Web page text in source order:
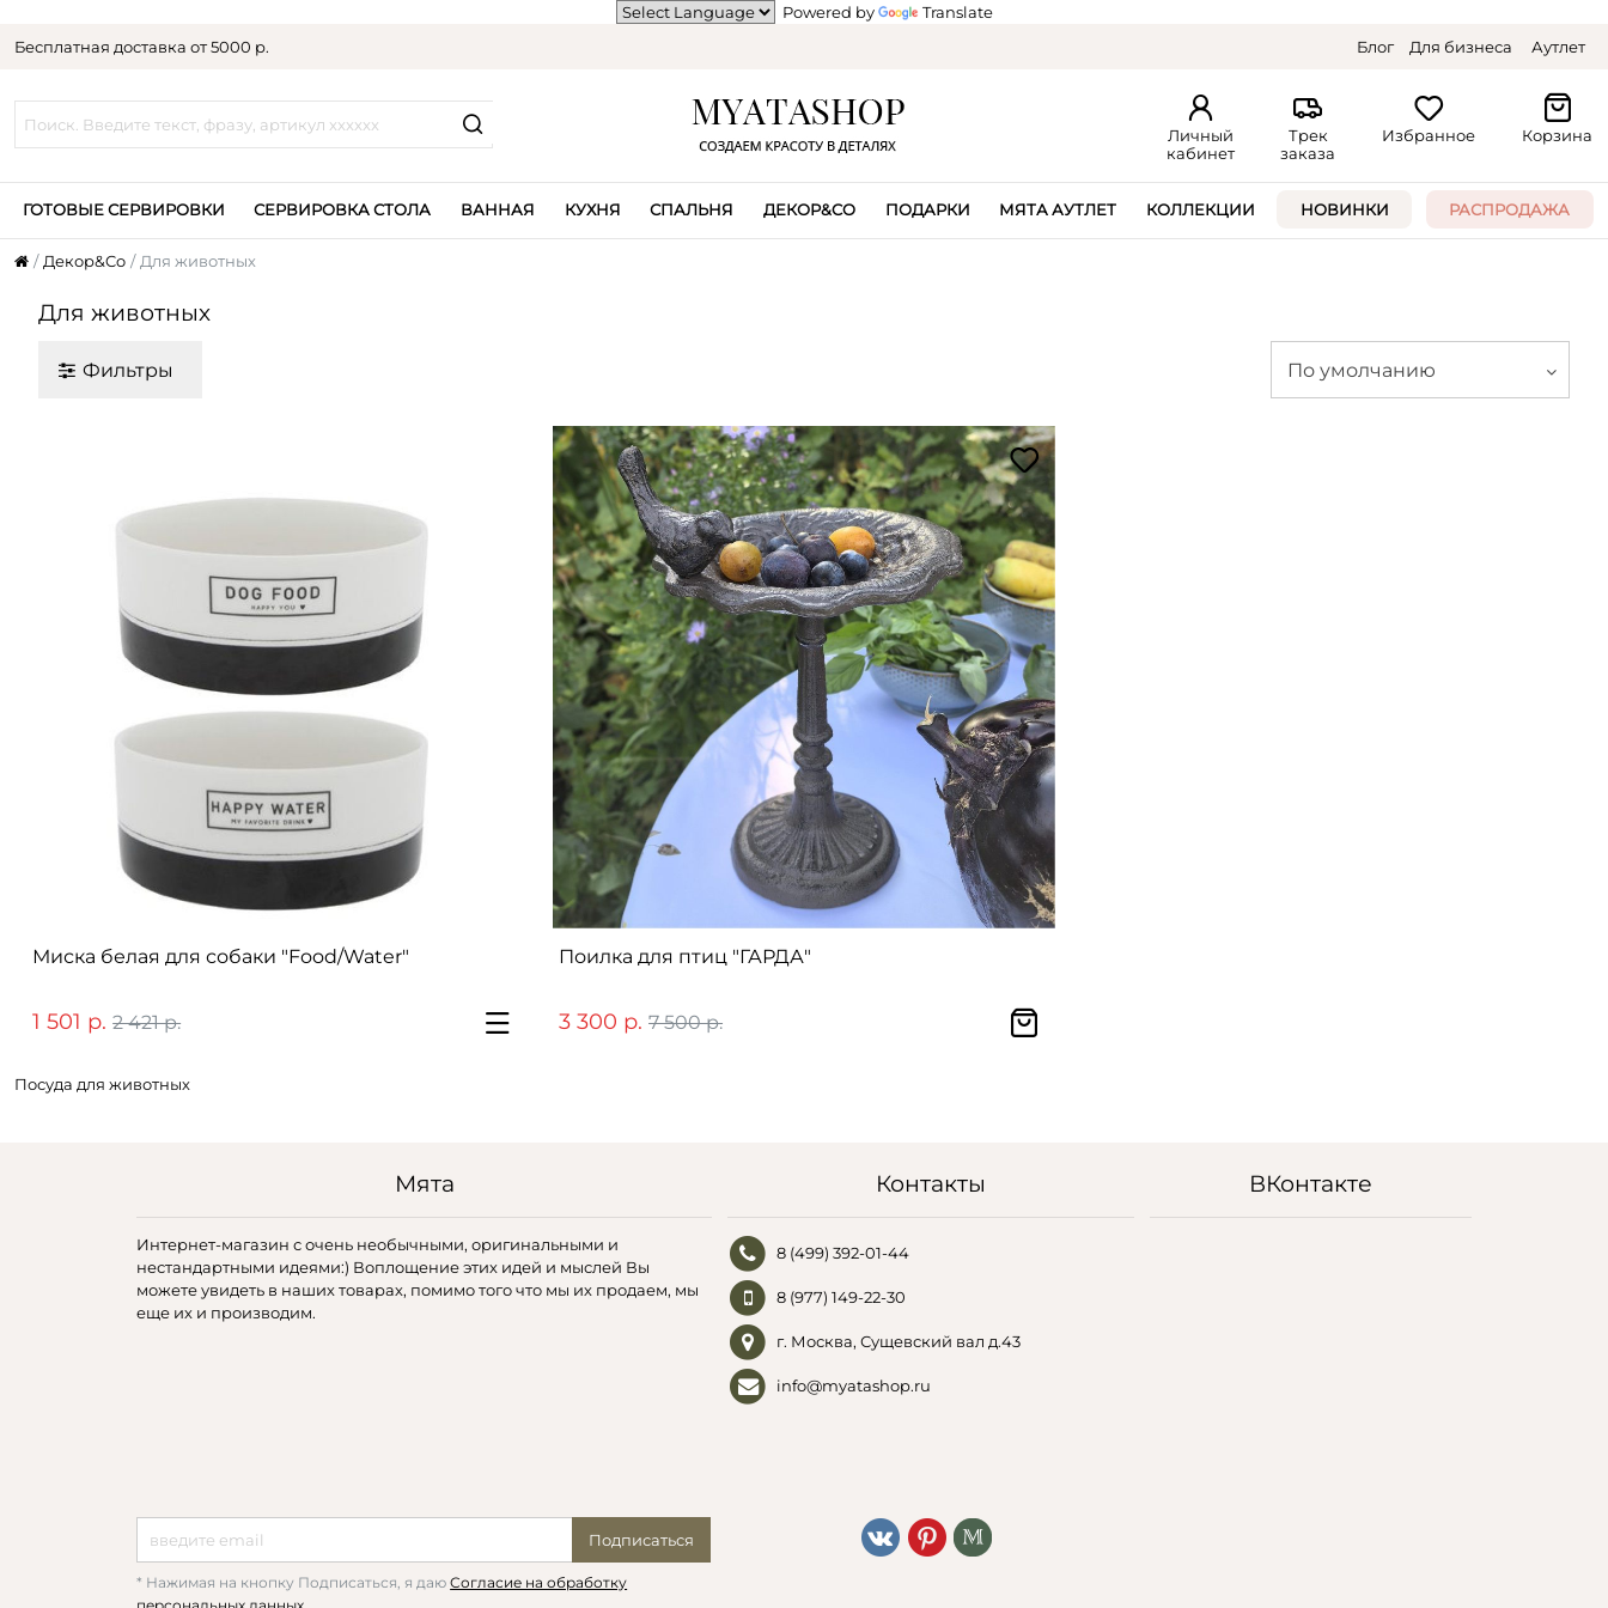
Powered by
Translate
Бесплатная доставка от 5000 р.
Блог Для бизнеса Аутлет
Личный
кабинет
Трек
заказа
Избранное Корзина
ГОТОВЫЕ СЕРВИРОВКИ СЕРВИРОВКА СТОЛА ВАННАЯ КУХНЯ СПАЛЬНЯ ДЕКОР&CO ПОДАРКИ МЯТА АУТЛЕТ КОЛЛЕКЦИИ НОВИНКИ РАСПРОДАЖА
Декор&Co Для животных
Для животных
Фильтры По умолчанию
Миска белая для собаки "Food/Water"
1 501 р. 2 421 р.
Поилка для птиц "ГАРДА"
3 300 р. 7 500 р.
Посуда для животных
Мята
Интернет-магазин с очень необычными, оригинальными и
нестандартными идеями:) Воплощение этих идей и мыслей Вы
можете увидеть в наших товарах, помимо того что мы их продаем, мы
еще их и производим.
Подписаться
* Нажимая на кнопку Подписаться, я даюСогласие на обработку
Контакты
8 (499) 392-01-44
8 (977) 149-22-30
г. Москва, Сущевский вал д.43
info@myatashop.ru
ВКонтакте